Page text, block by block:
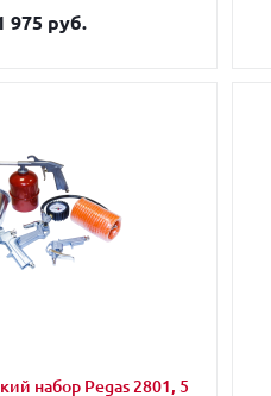
975 руб.
набор Pegas 2801, 5